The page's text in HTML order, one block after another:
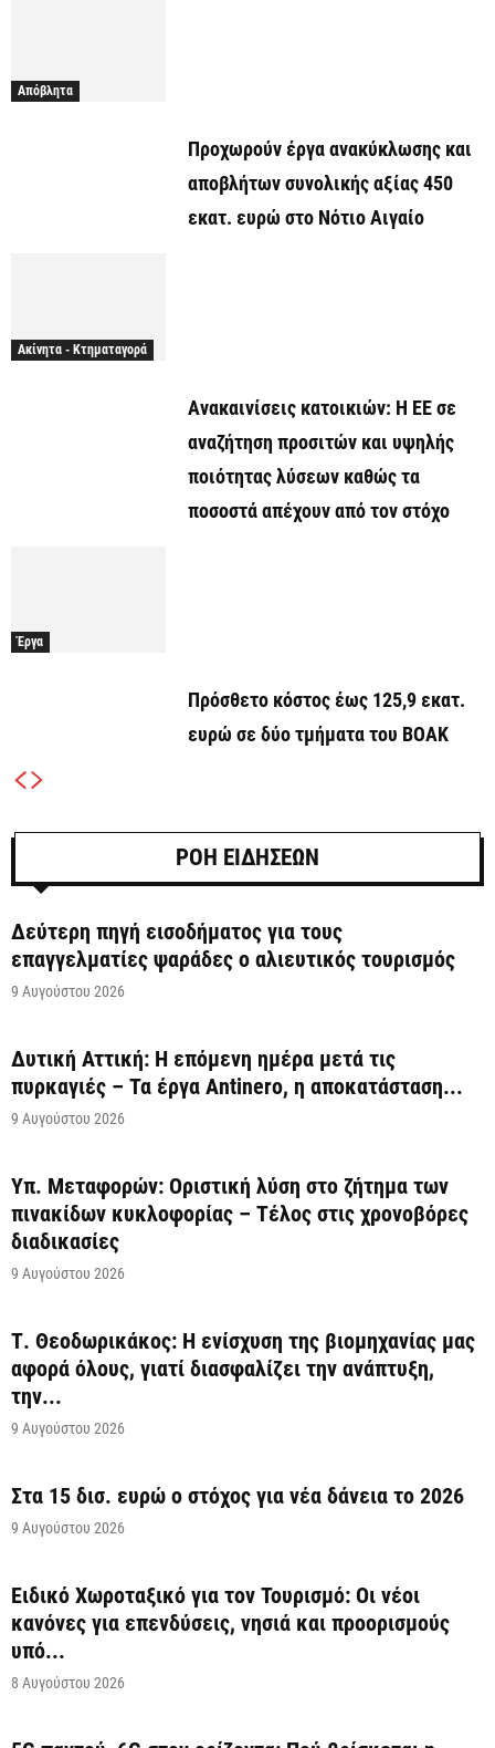
Απόβλητα
Προχωρούν έργα ανακύκλωσης και
αποβλήτων συνολικής αξίας 450
εκατ. ευρώ στο Νότιο Αιγαίο
Ακίνητα - Κτηματαγορά
Ανακαινίσεις κατοικιών: Η ΕΕ σε
αναζήτηση προσιτών και υψηλής
ποιότητας λύσεων καθώς τα
ποσοστά απέχουν από τον στόχο
Έργα
Πρόσθετο κόστος έως 125,9 εκατ.
ευρώ σε δύο τμήματα του ΒΟΑΚ
ΡΟΗ ΕΙΔΗΣΕΩΝ
Δεύτερη πηγή εισοδήματος για τους
επαγγελματίες ψαράδες ο αλιευτικός τουρισμός
9 Αυγούστου 2026
Δυτική Αττική: Η επόμενη ημέρα μετά τις
πυρκαγιές – Τα έργα Antinero, η αποκατάσταση...
9 Αυγούστου 2026
Υπ. Μεταφορών: Οριστική λύση στο ζήτημα των
πινακίδων κυκλοφορίας – Τέλος στις χρονοβόρες
διαδικασίες
9 Αυγούστου 2026
Τ. Θεοδωρικάκος: Η ενίσχυση της βιομηχανίας μας
αφορά όλους, γιατί διασφαλίζει την ανάπτυξη,
την...
9 Αυγούστου 2026
Στα 15 δισ. ευρώ ο στόχος για νέα δάνεια το 2026
9 Αυγούστου 2026
Ειδικό Χωροταξικό για τον Τουρισμό: Οι νέοι
κανόνες για επενδύσεις, νησιά και προορισμούς
υπό...
8 Αυγούστου 2026